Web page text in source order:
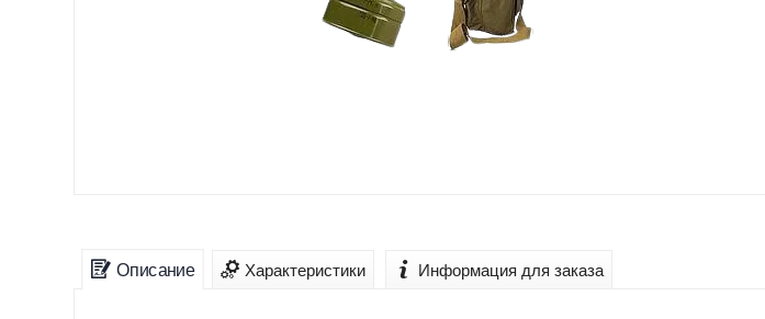
Описание Характеристики Информация для заказа